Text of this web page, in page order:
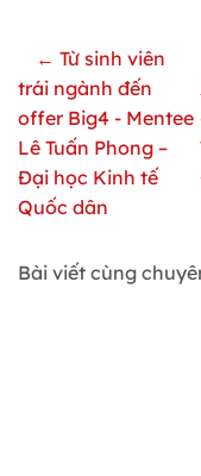
← Từ sinh viên
trái ngành đến
offer Big4 - Mentee
Lê Tuấn Phong –
Đại học Kinh tế
Quốc dân
Bài viết cùng